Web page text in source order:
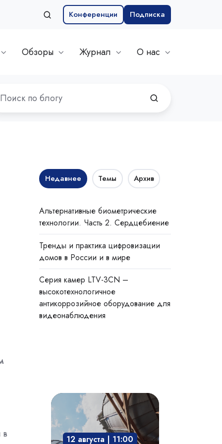
Конференции Подписка
Обзоры Журнал О нас
в
Недавнее Темы Архив
Альтернативные биометрические
технологии. Часть 2. Сердцебиение
Тренды и практика цифровизации
домов в России и в мире
Cерия камер LTV-3CN –
высокотехнологичное
антикоррозийное оборудование для
видеонаблюдения
Взрывозащита
технологического
оборудования:
защита12 августа | 11:00